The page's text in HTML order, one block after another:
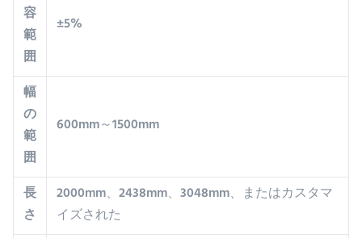
容
範
囲
±5%
幅
の
範
囲
600mm～1500mm
長
さ
2000mm、2438mm、3048mm、またはカスタマ
イズされた